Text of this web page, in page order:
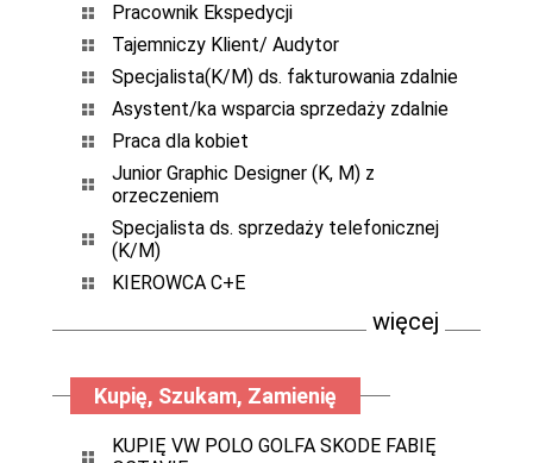
Pracownik Ekspedycji
Tajemniczy Klient/ Audytor
Specjalista(K/M) ds. fakturowania zdalnie
Asystent/ka wsparcia sprzedaży zdalnie
Praca dla kobiet
Junior Graphic Designer (K, M) z
orzeczeniem
Specjalista ds. sprzedaży telefonicznej
(K/M)
KIEROWCA C+E
więcej
Kupię, Szukam, Zamienię
KUPIĘ VW POLO GOLFA SKODE FABIĘ